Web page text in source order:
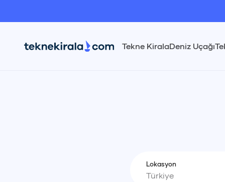
Tekne KiralaDeniz Uçağı
Lokasyon